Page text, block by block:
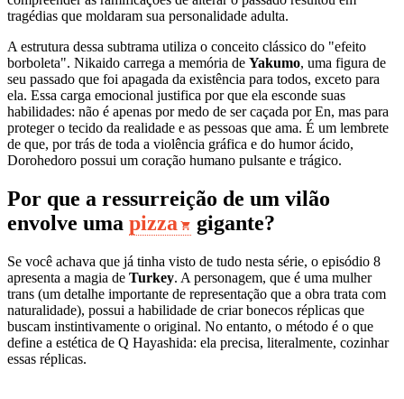
tragédias que moldaram sua personalidade adulta.
A estrutura dessa subtrama utiliza o conceito clássico do "efeito
borboleta". Nikaido carrega a memória de Yakumo, uma figura de
seu passado que foi apagada da existência para todos, exceto para
ela. Essa carga emocional justifica por que ela esconde suas
habilidades: não é apenas por medo de ser caçada por En, mas para
proteger o tecido da realidade e as pessoas que ama. É um lembrete
de que, por trás de toda a violência gráfica e do humor ácido,
Dorohedoro possui um coração humano pulsante e trágico.
Por que a ressurreição de um vilão
envolve uma pizza gigante?
Se você achava que já tinha visto de tudo nesta série, o episódio 8
apresenta a magia de Turkey. A personagem, que é uma mulher
trans (um detalhe importante de representação que a obra trata com
naturalidade), possui a habilidade de criar bonecos réplicas que
buscam instintivamente o original. No entanto, o método é o que
define a estética de Q Hayashida: ela precisa, literalmente, cozinhar
essas réplicas.